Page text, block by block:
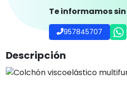
Te informamos
957845707
Descripción